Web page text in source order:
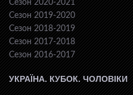
Сезон 2020-2021
Сезон 2019-2020
Сезон 2018-2019
Сезон 2017-2018
Сезон 2016-2017
УКРАЇНА. КУБОК. ЧОЛОВІКИ